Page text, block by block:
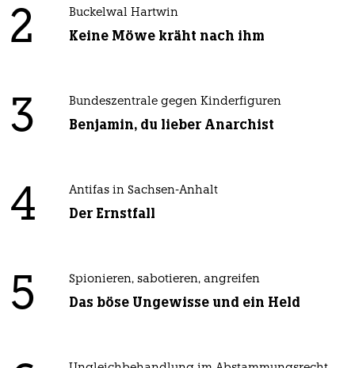
2 Buckelwal Hartwin
Keine Möwe kräht nach ihm
3 Bundeszentrale gegen Kinderfiguren
Benjamin, du lieber Anarchist
4 Antifas in Sachsen-Anhalt
Der Ernstfall
5 Spionieren, sabotieren, angreifen
Das böse Ungewisse und ein Held